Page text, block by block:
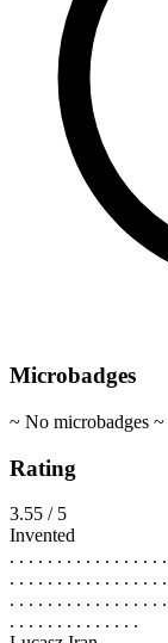
Microbadges
~ No microbadges ~
Rating
3.55 / 5
Invented
. . . . . . . . . . . . . . . .
. . . . . . . . . . . . . . . .
. . . . . . . . . . . . . . . .
. . . . . . . . . . . . . .